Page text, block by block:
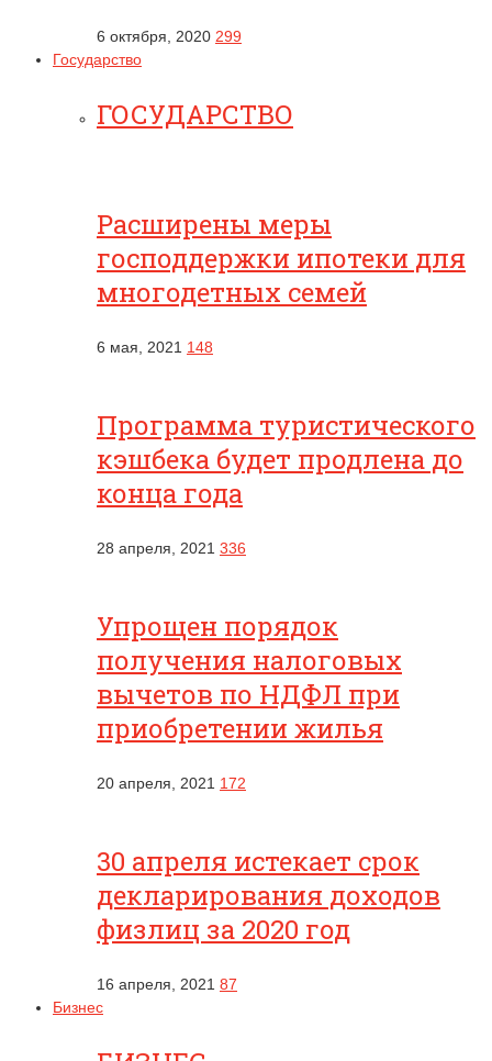
6 октября, 2020 299
Государство
ГОСУДАРСТВО
Расширены меры
господдержки ипотеки для
многодетных семей
6 мая, 2021 148
Программа туристического
кэшбека будет продлена до
конца года
28 апреля, 2021 336
Упрощен порядок
получения налоговых
вычетов по НДФЛ при
приобретении жилья
20 апреля, 2021 172
30 апреля истекает срок
декларирования доходов
физлиц за 2020 год
16 апреля, 2021 87
Бизнес